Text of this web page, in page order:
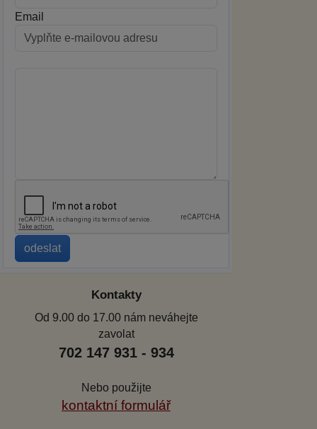
Email
Kontakty
Od 9.00 do 17.00 nám neváhejte
zavolat
702 147 931 - 934
Nebo použijte
kontaktní formulář